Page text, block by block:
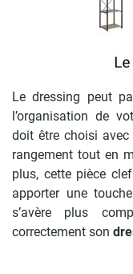
Le dressing peut
l’organisation de
doit être choisi
rangement tout en
plus, cette pièce
apporter une
s’avère plus
correctement son